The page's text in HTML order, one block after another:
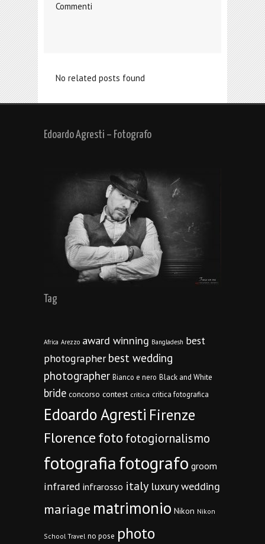
Commenti
No related posts found
Edoardo Agresti – Fotografo
Tag
Africa Arezzo award winning Bangladesh best
photographer best wedding
photographer Bianco e nero Black and White
bride concorso contest critica critica fotografica
Edoardo Agresti Firenze
Florencefoto fotogiornalismo
fotografiafotografo groom
infrared infrarosso italy luxury wedding
mariage matrimonio Nikon Nikon
School Travel no pose photo